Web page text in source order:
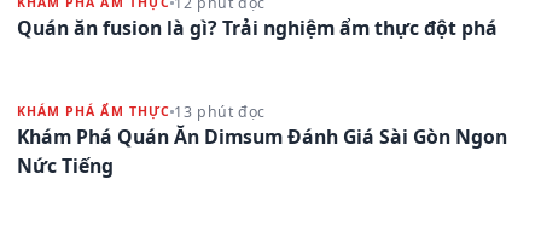
Quán ăn fusion là gì? Trải nghiệm ẩm thực đột phá
KHÁM PHÁ ẨM THỰC 13 phút đọc
Khám Phá Quán Ăn Dimsum Đánh Giá Sài Gòn Ngon
Nức Tiếng